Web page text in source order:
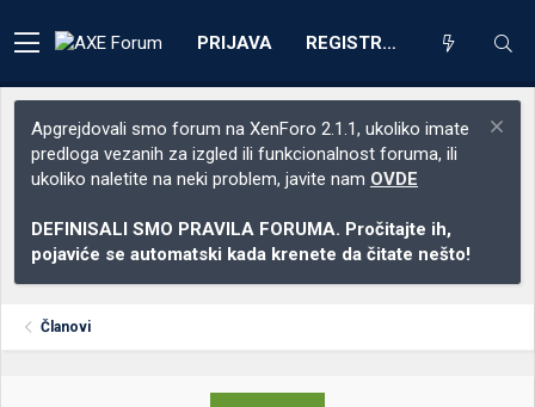
PRIJAVA REGISTRACIJA
Apgrejdovali smo forum na XenForo 2.1.1, ukoliko imate
predloga vezanih za izgled ili funkcionalnost foruma, ili
ukoliko naletite na neki problem, javite nam OVDE
DEFINISALI SMO PRAVILA FORUMA. Pročitajte ih,
pojaviće se automatski kada krenete da čitate nešto!
Članovi